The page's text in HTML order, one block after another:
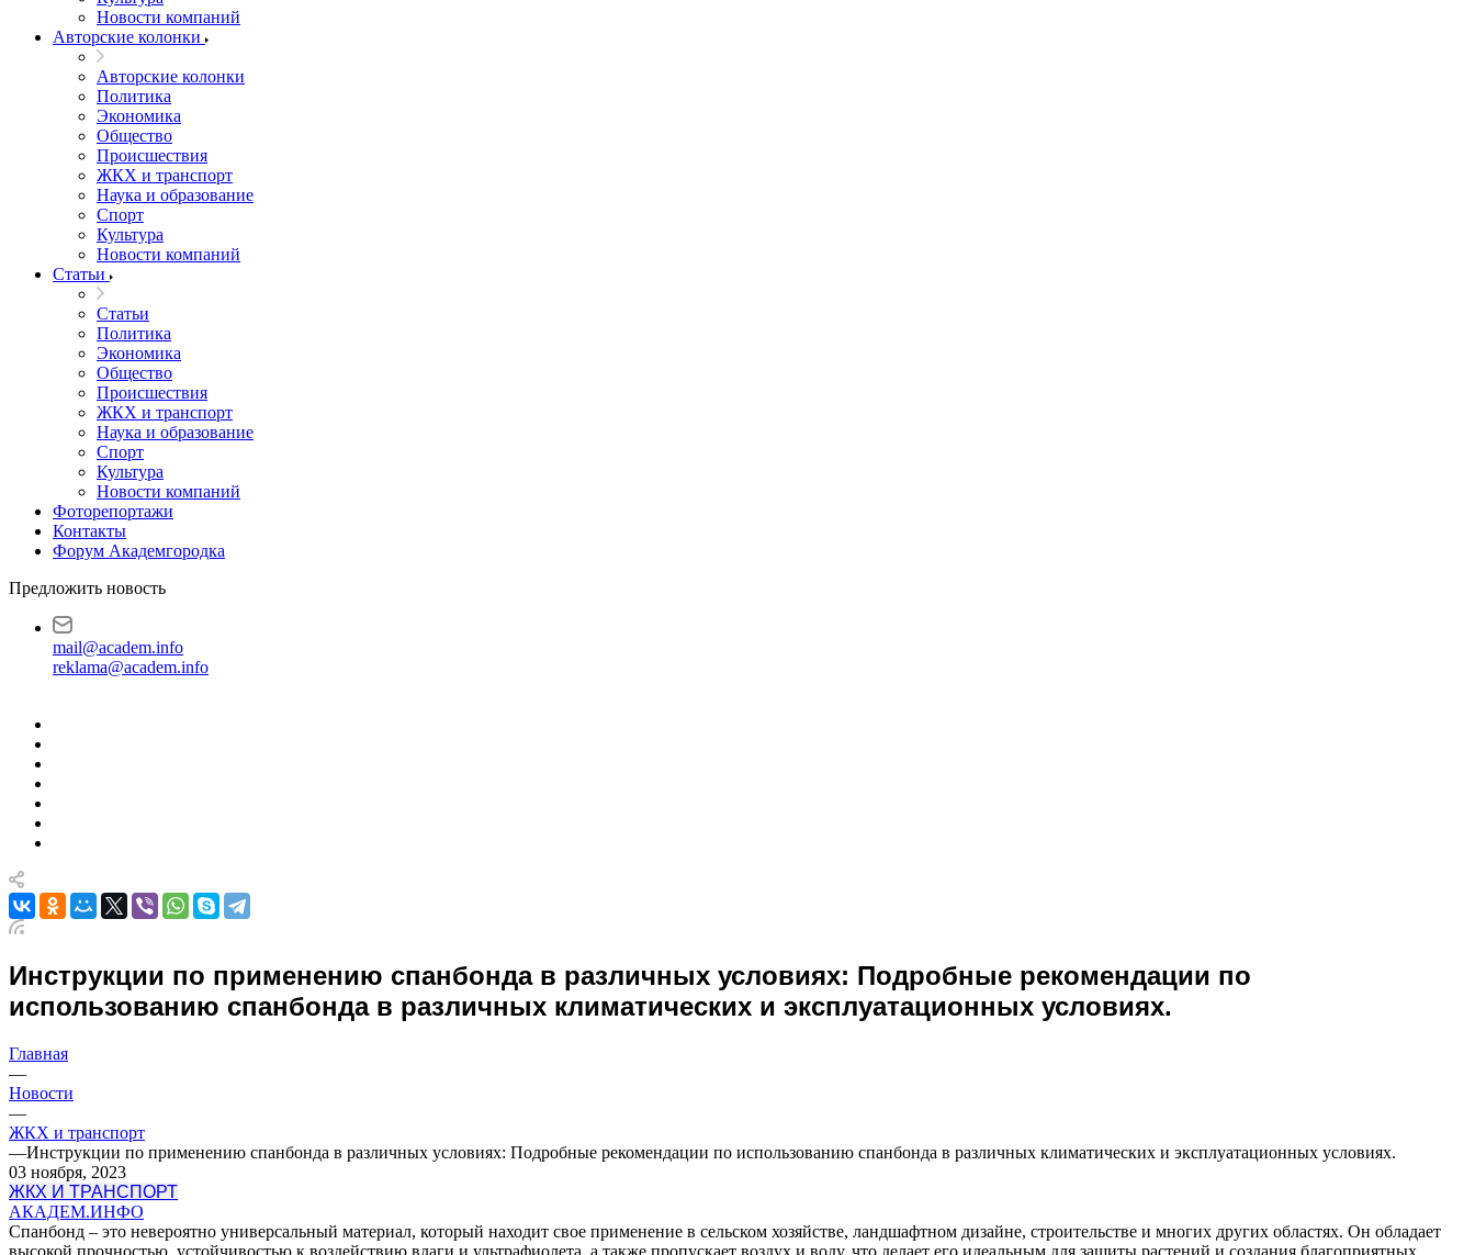
Новости компаний
Авторские колонки
Авторские колонки
Политика
Экономика
Общество
Происшествия
ЖКХ и транспорт
Наука и образование
Спорт
Культура
Новости компаний
Статьи
Статьи
Политика
Экономика
Общество
Происшествия
ЖКХ и транспорт
Наука и образование
Спорт
Культура
Новости компаний
Фоторепортажи
Контакты
Форум Академгородка
Предложить новость
mail@academ.info
reklama@academ.info
Инструкции по применению спанбонда в различных условиях: Подробные рекомендации по
использованию спанбонда в различных климатических и эксплуатационных условиях.
Главная
—
Новости
—
ЖКХ и транспорт
—Инструкции по применению спанбонда в различных условиях: Подробные рекомендации по использованию спанбонда в различных климатических и эксплуатационных условиях.
03 ноября, 2023
ЖКХ И ТРАНСПОРТ
АКАДЕМ.ИНФО
Спанбонд – это невероятно универсальный материал, который находит свое применение в сельском хозяйстве, ландшафтном дизайне, строительстве и многих других областях. Он обладает
высокой прочностью, устойчивостью к воздействию влаги и ультрафиолета, а также пропускает воздух и воду, что делает его идеальным для защиты растений и создания благоприятных